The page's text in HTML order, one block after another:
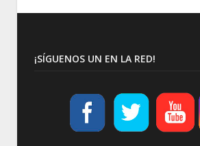
¡SÍGUENOS UN EN LA RED!